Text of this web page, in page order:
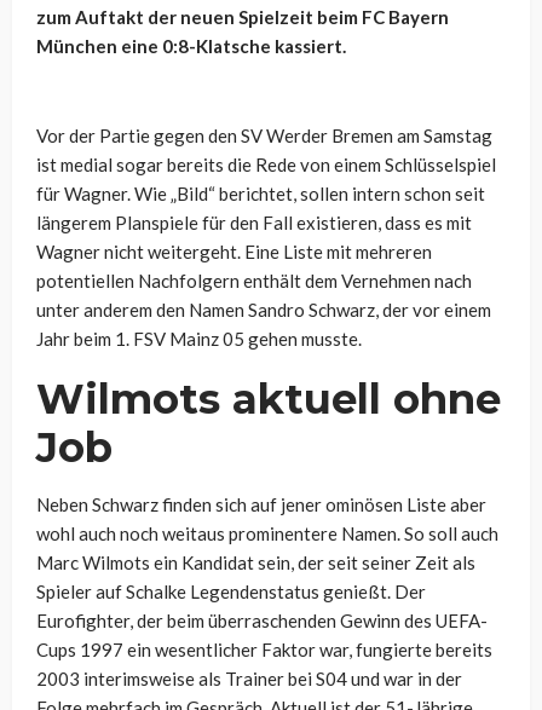
zum Auftakt der neuen Spielzeit beim FC Bayern
München eine 0:8-Klatsche kassiert.
Vor der Partie gegen den SV Werder Bremen am Samstag
ist medial sogar bereits die Rede von einem Schlüsselspiel
für Wagner. Wie „Bild“ berichtet, sollen intern schon seit
längerem Planspiele für den Fall existieren, dass es mit
Wagner nicht weitergeht. Eine Liste mit mehreren
potentiellen Nachfolgern enthält dem Vernehmen nach
unter anderem den Namen Sandro Schwarz, der vor einem
Jahr beim 1. FSV Mainz 05 gehen musste.
Wilmots aktuell ohne
Job
Neben Schwarz finden sich auf jener ominösen Liste aber
wohl auch noch weitaus prominentere Namen. So soll auch
Marc Wilmots ein Kandidat sein, der seit seiner Zeit als
Spieler auf Schalke Legendenstatus genießt. Der
Eurofighter, der beim überraschenden Gewinn des UEFA-
Cups 1997 ein wesentlicher Faktor war, fungierte bereits
2003 interimsweise als Trainer bei S04 und war in der